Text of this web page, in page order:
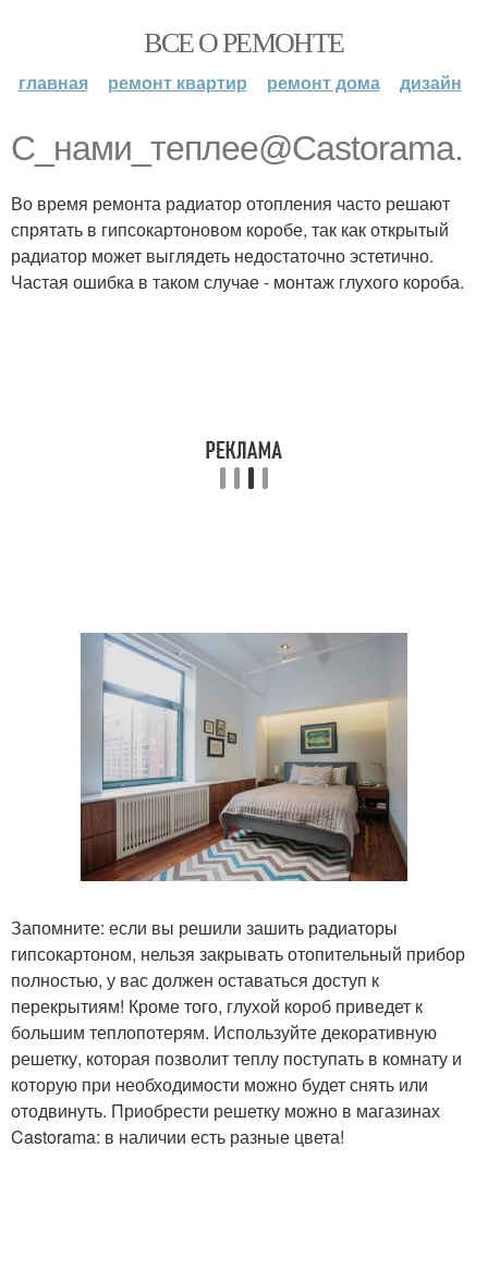
ВСЕ О РЕМОНТЕ
главная ремонт квартир ремонт дома дизайн
С_нами_теплее@Castorama.
Во время ремонта радиатор отопления часто решают
спрятать в гипсокартоновом коробе, так как открытый
радиатор может выглядеть недостаточно эстетично.
Частая ошибка в таком случае - монтаж глухого короба.
Запомните: если вы решили зашить радиаторы
гипсокартоном, нельзя закрывать отопительный прибор
полностью, у вас должен оставаться доступ к
перекрытиям! Кроме того, глухой короб приведет к
большим теплопотерям. Используйте декоративную
решетку, которая позволит теплу поступать в комнату и
которую при необходимости можно будет снять или
отодвинуть. Приобрести решетку можно в магазинах
Castorama: в наличии есть разные цвета!